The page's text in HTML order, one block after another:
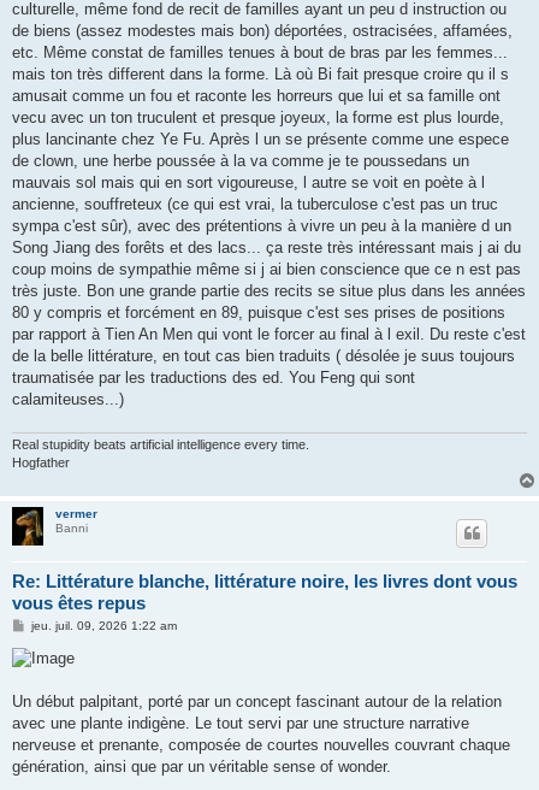
culturelle, même fond de recit de familles ayant un peu d instruction ou
de biens (assez modestes mais bon) déportées, ostracisées, affamées,
etc. Même constat de familles tenues à bout de bras par les femmes...
mais ton très different dans la forme. Là où Bi fait presque croire qu il s
amusait comme un fou et raconte les horreurs que lui et sa famille ont
vecu avec un ton truculent et presque joyeux, la forme est plus lourde,
plus lancinante chez Ye Fu. Après l un se présente comme une espece
de clown, une herbe poussée à la va comme je te poussedans un
mauvais sol mais qui en sort vigoureuse, l autre se voit en poète à l
ancienne, souffreteux (ce qui est vrai, la tuberculose c'est pas un truc
sympa c'est sûr), avec des prétentions à vivre un peu à la manière d un
Song Jiang des forêts et des lacs... ça reste très intéressant mais j ai du
coup moins de sympathie même si j ai bien conscience que ce n est pas
très juste. Bon une grande partie des recits se situe plus dans les années
80 y compris et forcément en 89, puisque c'est ses prises de positions
par rapport à Tien An Men qui vont le forcer au final à l exil. Du reste c'est
de la belle littérature, en tout cas bien traduits ( désolée je suus toujours
traumatisée par les traductions des ed. You Feng qui sont
calamiteuses...)
Real stupidity beats artificial intelligence every time.
Hogfather
vermer
Banni
Re: Littérature blanche, littérature noire, les livres dont vous
vous êtes repus
M
s
s
g
e
jeu. juil. 09, 2026 1:22 am
Un début palpitant, porté par un concept fascinant autour de la relation
avec une plante indigène. Le tout servi par une structure narrative
nerveuse et prenante, composée de courtes nouvelles couvrant chaque
génération, ainsi que par un véritable sense of wonder.